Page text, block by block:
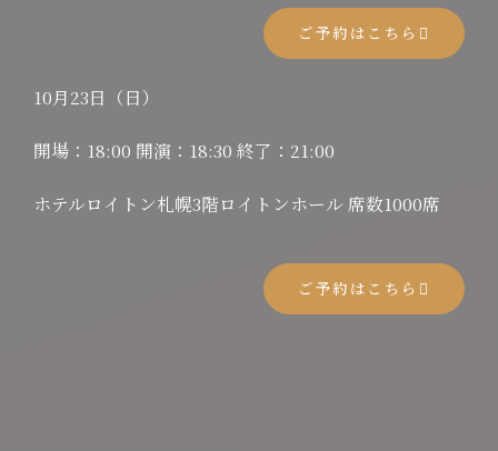
ご予約はこちら
10月23日（日）
開場：18:00 開演：18:30 終了：21:00
ホテルロイトン札幌3階ロイトンホール 席数1000席
ご予約はこちら